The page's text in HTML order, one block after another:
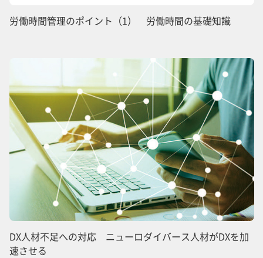
労働時間管理のポイント（1） 労働時間の基礎知識
DX人材不足への対応 ニューロダイバース人材がDXを加
速させる